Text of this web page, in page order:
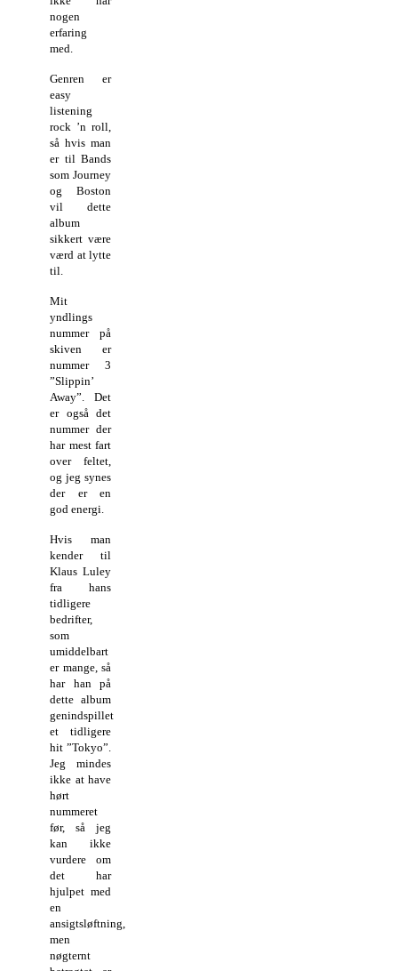
nogen
erfaring
med.
Genren er
easy
listening
rock ’n roll,
så hvis man
er til Bands
som Journey
og Boston
vil dette
album
sikkert være
værd at lytte
til.
Mit
yndlings
nummer på
skiven er
nummer 3
”Slippin’
Away”. Det
er også det
nummer der
har mest fart
over feltet,
og jeg synes
der er en
god energi.
Hvis man
kender til
Klaus Luley
fra hans
tidligere
bedrifter,
som
umiddelbart
er mange, så
har han på
dette album
genindspillet
et tidligere
hit ”Tokyo”.
Jeg mindes
ikke at have
hørt
nummeret
før, så jeg
kan ikke
vurdere om
det har
hjulpet med
en
ansigtsløftning,
men
nøgternt